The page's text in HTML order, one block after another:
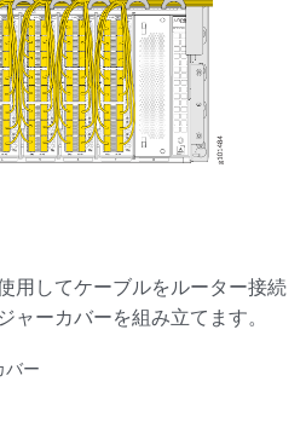
用してケーブルをルーター接続
ャーカバーを組み立てます。
バー